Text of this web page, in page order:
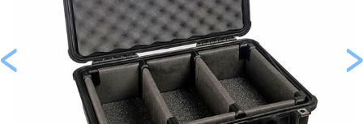
Previous >